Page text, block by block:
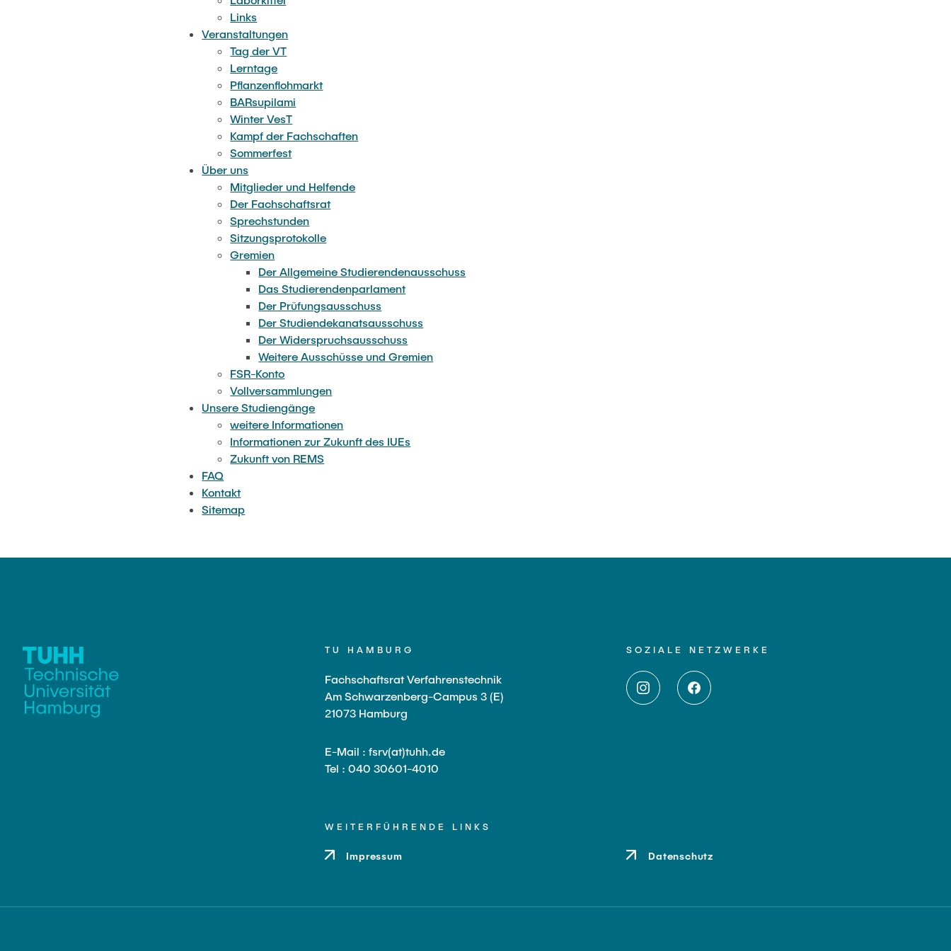
Weitere Ausschüsse und Gremien
Links
Veranstaltungen
Tag der VT
Lerntage
Pflanzenflohmarkt
BARsupilami
Winter VesT
Kampf der Fachschaften
Sommerfest
Über uns
Mitglieder und Helfende
Der Fachschaftsrat
Sprechstunden
Sitzungsprotokolle
Gremien
Der Allgemeine Studierendenausschuss
Das Studierendenparlament
Der Prüfungsausschuss
Der Studiendekanatsausschuss
Der Widerspruchsausschuss
Weitere Ausschüsse und Gremien
FSR-Konto
Vollversammlungen
Unsere Studiengänge
weitere Informationen
Informationen zur Zukunft des IUEs
Zukunft von REMS
FAQ
Kontakt
Sitemap
TU HAMBURG
Fachschaftsrat Verfahrenstechnik
Am Schwarzenberg-Campus 3 (E)
21073 Hamburg
E-Mail : fsrv(at)tuhh.de
Tel : 040 30601-4010
SOZIALE NETZWERKE
WEITERFÜHRENDE LINKS
Impressum Datenschutz